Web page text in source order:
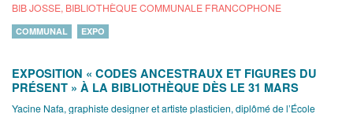
BIB JOSSE, BIBLIOTHÈQUE COMMUNALE FRANCOPHONE
COMMUNAL EXPO
EXPOSITION « CODES ANCESTRAUX ET FIGURES DU
PRÉSENT » À LA BIBLIOTHÈQUE DÈS LE 31 MARS
Yacine Nafa, graphiste designer et artiste plasticien, diplômé de l’École